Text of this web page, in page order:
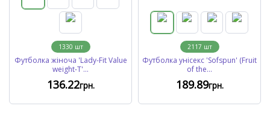
1330 шт
Футболка жіноча 'Lady-Fit Value
weight-T'...
136.22грн.
2117 шт
Футболка унісекс 'Sofspun' (Fruit
of the...
189.89грн.